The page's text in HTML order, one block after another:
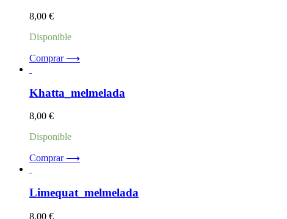
8,00 €
Disponible
Comprar ⟶
Khatta_melmelada
8,00 €
Disponible
Comprar ⟶
Limequat_melmelada
8,00 €